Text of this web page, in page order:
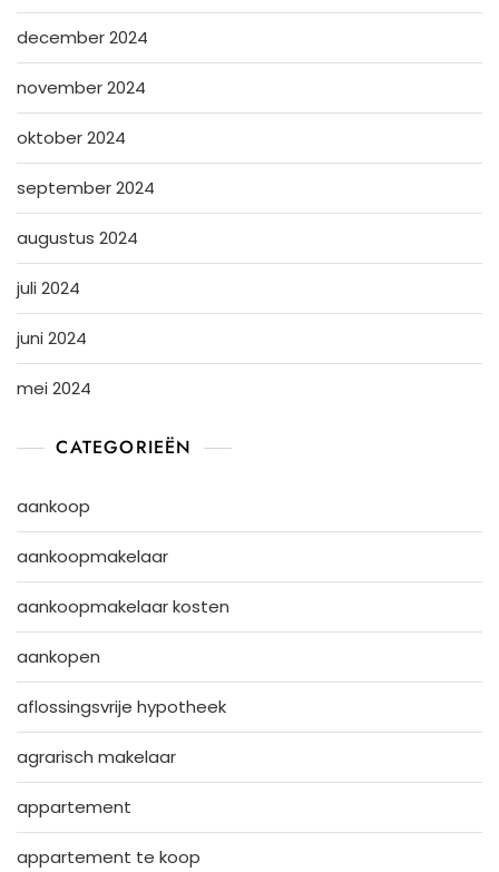
december 2024
november 2024
oktober 2024
september 2024
augustus 2024
juli 2024
juni 2024
mei 2024
CATEGORIEËN
aankoop
aankoopmakelaar
aankoopmakelaar kosten
aankopen
aflossingsvrije hypotheek
agrarisch makelaar
appartement
appartement te koop